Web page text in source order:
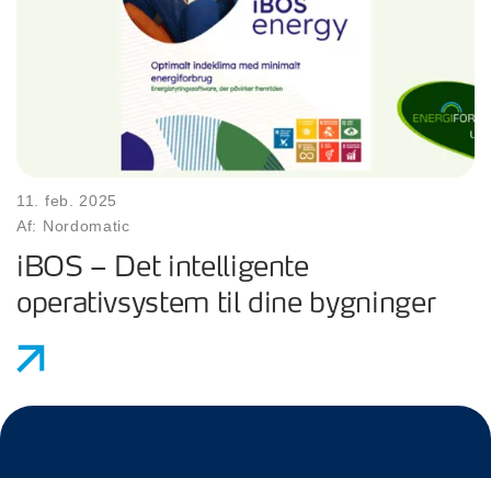
11. feb. 2025
Af: Nordomatic
iBOS – Det intelligente
operativsystem til dine bygninger